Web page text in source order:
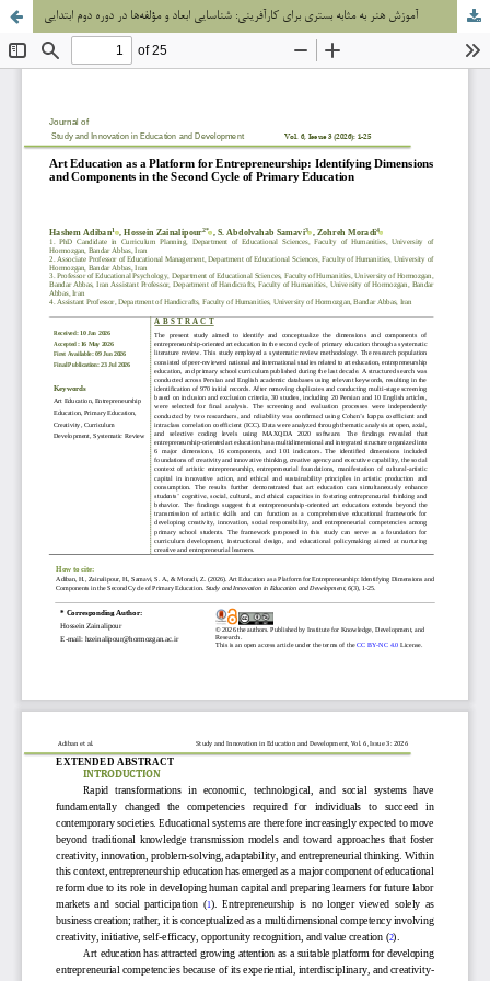
آموزش هنر به مثابه بستری برای کارآفرینی: شناسایی ابعاد و مؤلفه‌ها در دوره دوم ابتدایی